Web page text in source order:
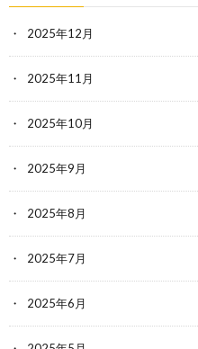
2025年12月
2025年11月
2025年10月
2025年9月
2025年8月
2025年7月
2025年6月